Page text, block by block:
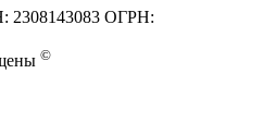
ОГРН:
©